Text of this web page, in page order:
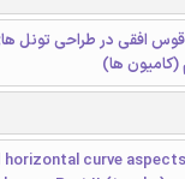
افقی در طراحی تونل های
(کامیون ها)
curve